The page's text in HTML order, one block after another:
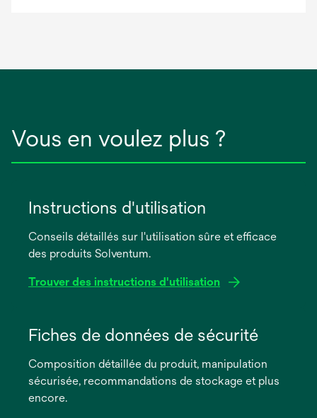
Vous en voulez plus ?
Instructions d'utilisation
Conseils détaillés sur l'utilisation sûre et efficace
des produits Solventum.
Trouver des instructions d'utilisation
dans
nouvel
onglet
Fiches de données de sécurité
Composition détaillée du produit, manipulation
sécurisée, recommandations de stockage et plus
encore.